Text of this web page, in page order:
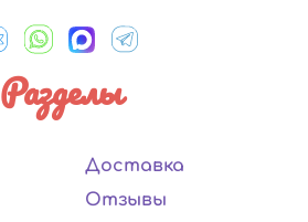
Разделы
Доставка
Отзывы